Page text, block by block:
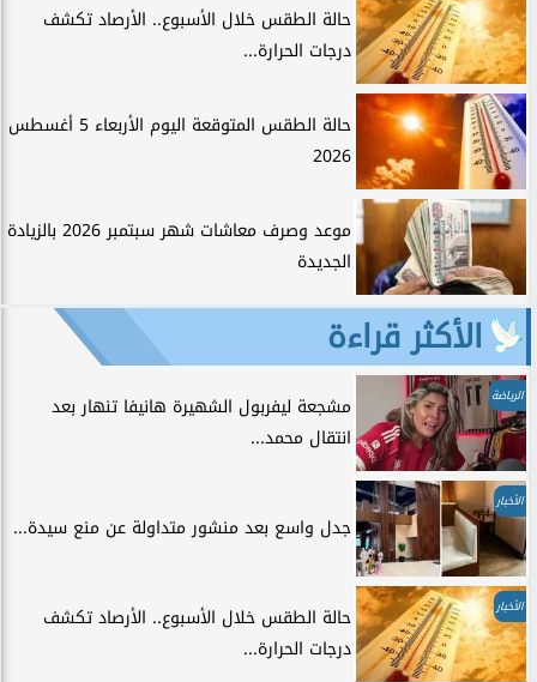
حالة الطقس خلال الأسبوع.. الأرصاد تكشف
درجات الحرارة...
حالة الطقس المتوقعة اليوم الأربعاء 5 أغسطس
2026
موعد وصرف معاشات شهر سبتمبر 2026 بالزيادة
الجديدة
الأكثر قراءة
الرياضة
مشجعة ليفربول الشهيرة هانيفا تنهار بعد
انتقال محمد...
الأخبار
جدل واسع بعد منشور متداولة عن منع سيدة...
الأخبار
حالة الطقس خلال الأسبوع.. الأرصاد تكشف
درجات الحرارة...